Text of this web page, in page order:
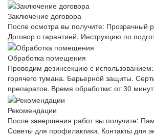
Заключение договора
После осмотра вы получите: Прозрачный
Договор с гарантией. Инструкцию по
Обработка помещения
Проводим дезинсекцию с
горячего тумана. Барьерной защиты.
препаратов. Время обработки: от 30
Рекомендации
После завершения работ вы получите:
Советы для профилактики. Контакты для